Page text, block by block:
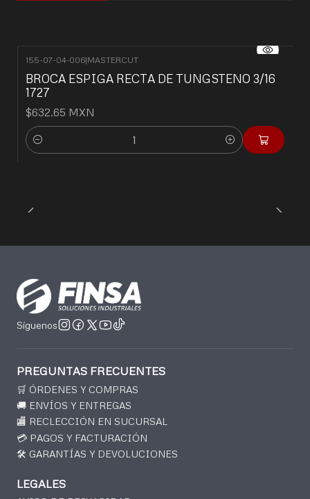
155-07-04-006|MASTERCUT
BROCA ESPIGA RECTA DE TUNGSTENO 3/16
1727
$632.65 MXN
Cantidad
Síguenos
PREGUNTAS FRECUENTES
🛒 ÓRDENES Y COMPRAS
🚚 ENVÍOS Y ENTREGAS
🏬 RECLECCIÓN EN SUCURSAL
💳 PAGOS Y FACTURACIÓN
🛠️ GARANTÍAS Y DEVOLUCIONES
LEGALES